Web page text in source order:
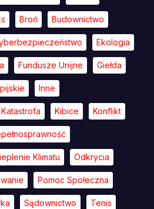
Broń Budownictwo
Ekologia
Fundusze Unijne Giełda
Inne
Katastrofa Kibice Konflikt
Klimatu Odkrycia
Pomoc Społeczna
Sądownictwo Tenis